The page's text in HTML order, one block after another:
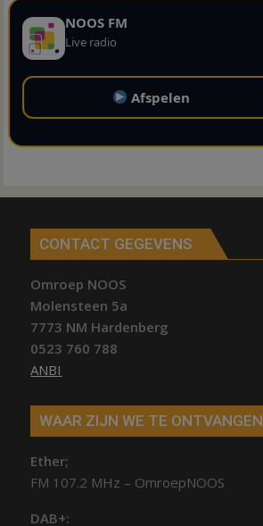
NOOS FM
Live radio
Afspelen
CONTACT GEGEVENS
Omroep NOOS
Molensteen 5a
7773 NM Hardenberg
0523 760 788
ANBI
WAAR ZIJN WE TE
Ether;
FM 107.2 MHz – OmroepNOOS
DAB+: